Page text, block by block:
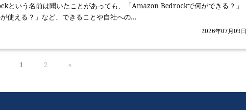
という名前は聞いたことがあっても、「Amazon Bedrockで何ができる？」
が使える？」など、できることや自社への...
2026年07月09日
1 2 »